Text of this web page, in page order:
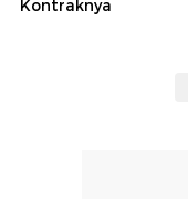
Kontraknya